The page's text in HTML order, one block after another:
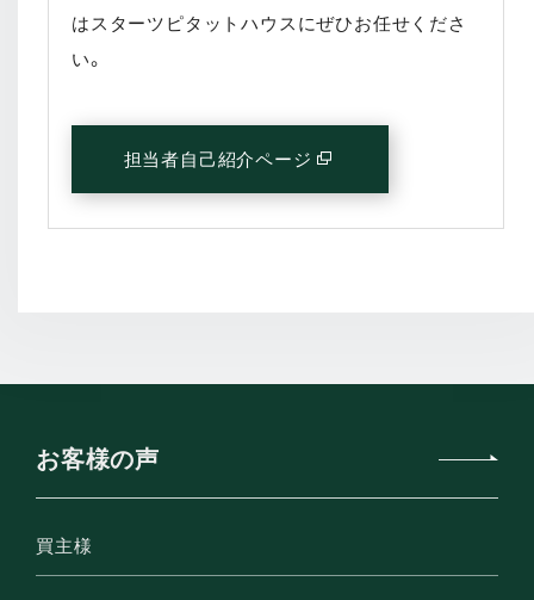
はスターツピタットハウスにぜひお任せくださ
い。
担当者自己紹介ページ
お客様の声
買主様